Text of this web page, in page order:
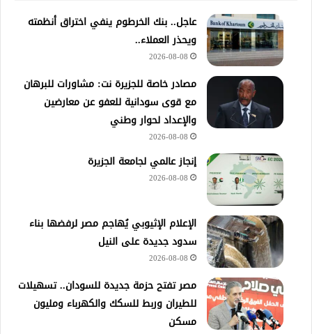
عاجل.. بنك الخرطوم ينفي اختراق أنظمته
ويحذر العملاء..
2026-08-08
مصادر خاصة للجزيرة نت: مشاورات للبرهان
مع قوى سودانية للعفو عن معارضين
والإعداد لحوار وطني
2026-08-08
إنجاز عالمي لجامعة الجزيرة
2026-08-08
الإعلام الإثيوبي يُهاجم مصر لرفضها بناء
سدود جديدة على النيل
2026-08-08
مصر تفتح حزمة جديدة للسودان.. تسهيلات
للطيران وربط للسكك والكهرباء ومليون
مسكن